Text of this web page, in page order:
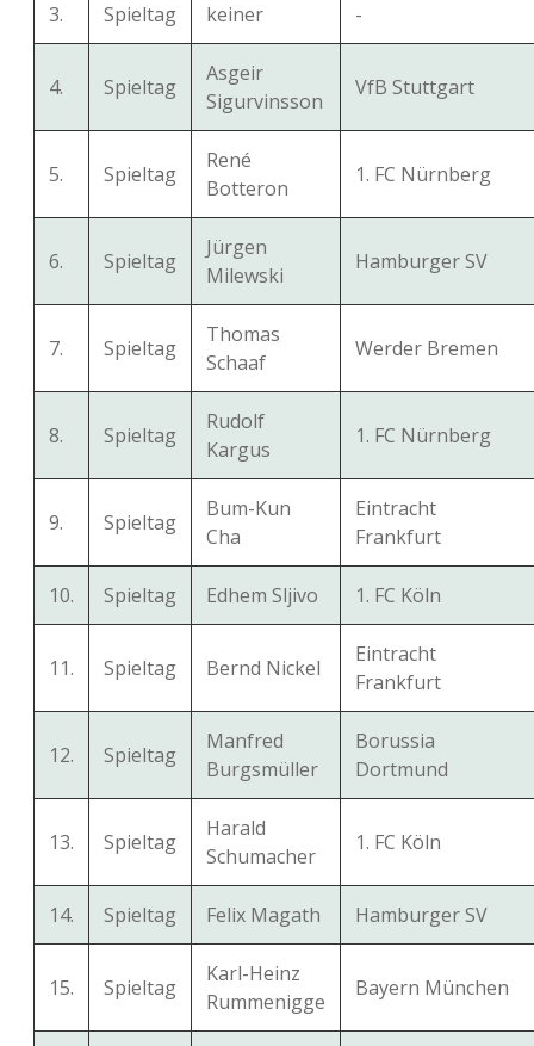
3. Spieltag keiner -
4. Spieltag
Asgeir
Sigurvinsson
VfB Stuttgart
5. Spieltag
René
Botteron
1. FC Nürnberg
6. Spieltag
Jürgen
Milewski
Hamburger SV
7. Spieltag
Thomas
Schaaf
Werder Bremen
8. Spieltag
Rudolf
Kargus
1. FC Nürnberg
9. Spieltag
Bum-Kun
Cha
Eintracht
Frankfurt
10. Spieltag Edhem Sljivo 1. FC Köln
11. Spieltag Bernd Nickel
Eintracht
Frankfurt
12. Spieltag
Manfred
Burgsmüller
Borussia
Dortmund
13. Spieltag
Harald
Schumacher
1. FC Köln
14. Spieltag Felix Magath Hamburger SV
15. Spieltag
Karl-Heinz
Rummenigge
Bayern München